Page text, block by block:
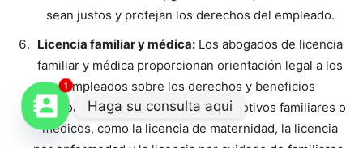
sean justos y protejan los derechos del empleado.
Licencia familiar y médica: Los abogados de licencia
familiar y médica proporcionan orientación legal a los
empleados sobre los derechos y beneficios
relacionados con las licencias por motivos familiares o
médicos, como la licencia de maternidad, la licencia
1
Haga su consulta aqui